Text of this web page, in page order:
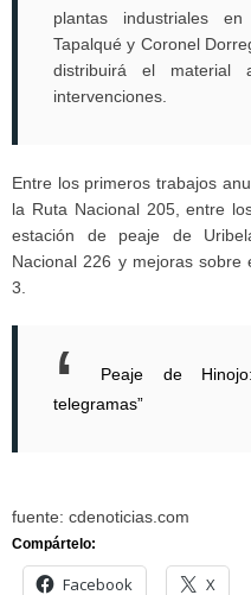
plantas industriales
Tapalqué y Coronel
distribuirá el material
intervenciones.
Entre los primeros trabajos
la Ruta Nacional 205, entre
estación de peaje de
Nacional 226 y mejoras
3.
Peaje de
telegramas”
fuente: cdenoticias.com
Compártelo:
Facebook X